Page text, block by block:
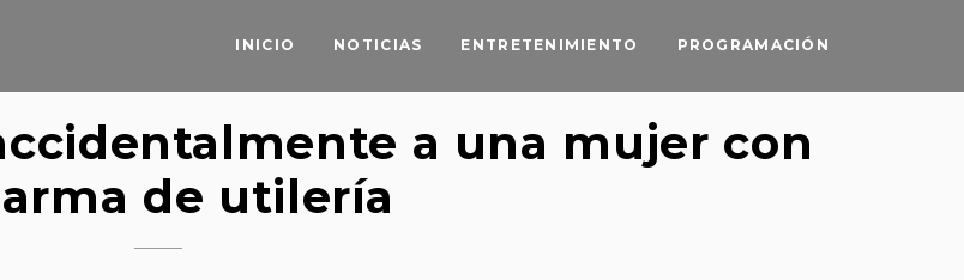
INICIO NOTICIAS ENTRETENIMIENTO PROGRAMACIÓN
a una mujer con
de utilería